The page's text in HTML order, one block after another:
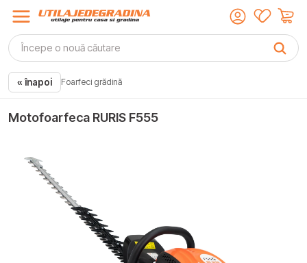
« înapoi Foarfeci grădină
Motofoarfeca RURIS F555